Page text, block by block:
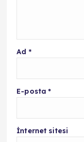
Ad *
E-posta*
İnternet sitesi